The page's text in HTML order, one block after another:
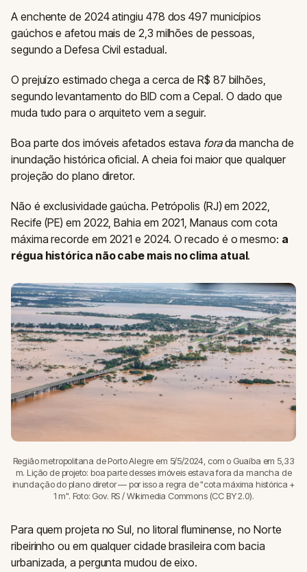
A enchente de 2024 atingiu 478 dos 497 municípios
gaúchos e afetou mais de 2,3 milhões de pessoas,
segundo a Defesa Civil estadual.
O prejuízo estimado chega a cerca de R$ 87 bilhões,
segundo levantamento do BID com a Cepal. O dado que
muda tudo para o arquiteto vem a seguir.
Boa parte dos imóveis afetados estava forada mancha de
inundação histórica oficial. A cheia foi maior que qualquer
projeção do plano diretor.
Não é exclusividade gaúcha. Petrópolis (RJ) em 2022,
Recife (PE) em 2022, Bahia em 2021, Manaus com cota
máxima recorde em 2021 e 2024. O recado é o mesmo: a
régua histórica não cabe mais no clima atual.
Região metropolitana de Porto Alegre em 5/5/2024, com o Guaíba em 5,33
m. Lição de projeto: boa parte desses imóveis estava fora da mancha de
inundação do plano diretor — por isso a regra de "cota máxima histórica +
1 m". Foto: Gov. RS / Wikimedia Commons (CC BY 2.0).
Para quem projeta no Sul, no litoral fluminense, no Norte
ribeirinho ou em qualquer cidade brasileira com bacia
urbanizada, a pergunta mudou de eixo.